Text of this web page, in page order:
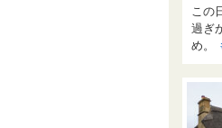
この
過ぎ
め。